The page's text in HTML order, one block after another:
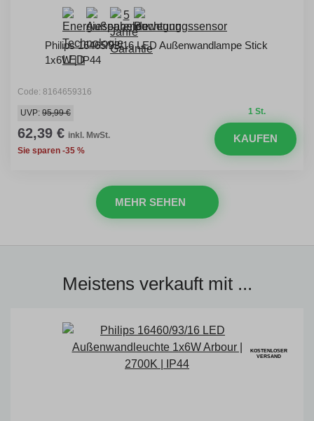
Philips 16465/93/16 LED Außenwandlampe Stick
1x6W | IP44
Code: 8164659316
1 St.
UVP: 95,99 €
62,39 € inkl. MwSt.
Sie sparen -35 %
KAUFEN
MEHR SEHEN
Meistens verkauft mit ...
KOSTENLOSER
VERSAND